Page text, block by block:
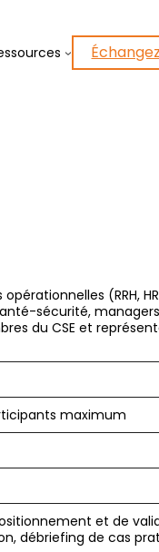
(RRH,
sécurité,
du CSE et
maximum
et de
débriefing de cas